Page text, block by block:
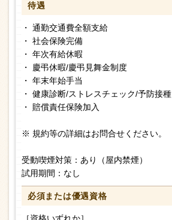
待遇
・ 通勤交通費全額支給
・ 社会保険完備
・ 年次有給休暇
・ 慶弔休暇/慶弔見舞金制度
・ 年末年始手当
・ 健康診断/ストレスチェック/予防接種
・ 賠償責任保険加入
※ 規約等の詳細はお問合せください。
受動喫煙対策：あり（屋内禁煙）
試用期間：なし
必須または優遇資格